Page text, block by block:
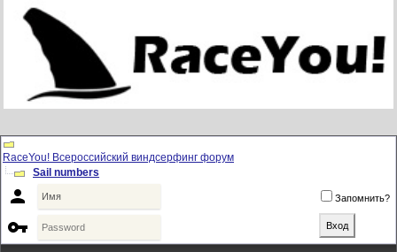
RaceYou! Всероссийский виндсерфинг форум
Sail numbers
 Запомнить?
